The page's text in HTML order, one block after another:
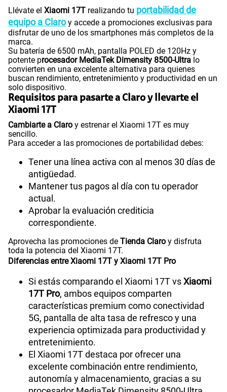
Llévate el Xiaomi 17T realizando tu portabilidad de
equipo a Claro y accede a promociones exclusivas para
disfrutar de uno de los smartphones más completos de la
marca.
Su batería de 6500 mAh, pantalla POLED de 120Hz y
potente procesador MediaTek Dimensity 8500-Ultra lo
convierten en una excelente alternativa para quienes
buscan rendimiento, entretenimiento y productividad en un
solo dispositivo.
Requisitos para pasarte a Claro y llevarte el
Xiaomi 17T
Cambiarte a Claro y estrenar el Xiaomi 17T es muy
sencillo.
Para acceder a las promociones de portabilidad debes:
Tener una línea activa con al menos 30 días de
antigüedad.
Mantener tus pagos al día con tu operador
actual.
Aprobar la evaluación crediticia
correspondiente.
Aprovecha las promociones de Tienda Claro y disfruta
toda la potencia del Xiaomi 17T.
Diferencias entre Xiaomi 17T y Xiaomi 17T Pro
Si estás comparando el Xiaomi 17T vsXiaomi
17T Pro, ambos equipos comparten
características premium como conectividad
5G, pantalla de alta tasa de refresco y una
experiencia optimizada para productividad y
entretenimiento.
El Xiaomi 17T destaca por ofrecer una
excelente combinación entre rendimiento,
autonomía y almacenamiento, gracias a su